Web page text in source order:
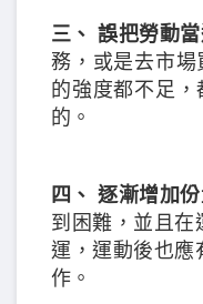
三、 誤把勞動
務，或是去市
的強度都不足，
的。
四、 逐漸增加份
到困難，並且在
運，運動後也應
作。